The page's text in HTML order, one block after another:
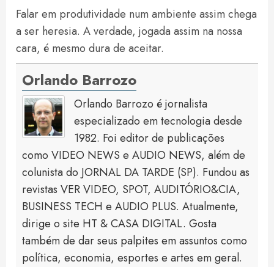
Falar em produtividade num ambiente assim chega
a ser heresia. A verdade, jogada assim na nossa
cara, é mesmo dura de aceitar.
Orlando Barrozo
Orlando Barrozo é jornalista
especializado em tecnologia desde
1982. Foi editor de publicações
como VIDEO NEWS e AUDIO NEWS, além de
colunista do JORNAL DA TARDE (SP). Fundou as
revistas VER VIDEO, SPOT, AUDITÓRIO&CIA,
BUSINESS TECH e AUDIO PLUS. Atualmente,
dirige o site HT & CASA DIGITAL. Gosta
também de dar seus palpites em assuntos como
política, economia, esportes e artes em geral.